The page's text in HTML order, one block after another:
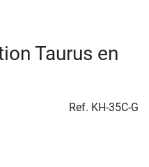
Taurus en
Ref. KH-35C-G